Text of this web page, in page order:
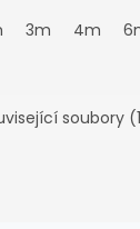
desky bez
3m 4m
soubory